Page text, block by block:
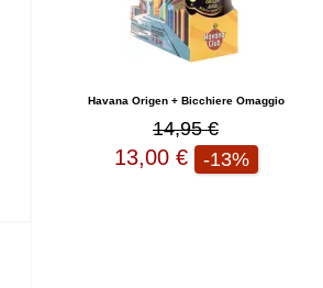
Havana Origen + Bicchiere Omaggio
14,95 €
13,00 € -13%